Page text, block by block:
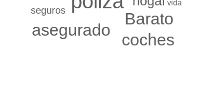
asegurado
Barato
coches
seguros
vida